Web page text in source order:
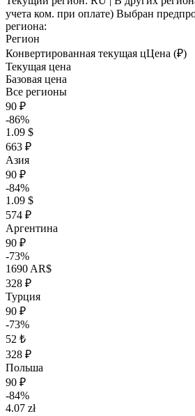
учета ком. при оплате) Выбран
региона:
Регион
Конвертированная текущая цЦена (₽)
Текущая цена
Базовая цена
Все регионы
90 ₽
-86%
1.09 $
663 ₽
Азия
90 ₽
-84%
1.09 $
574 ₽
Аргентина
90 ₽
-73%
1690 AR$
328 ₽
Турция
90 ₽
-73%
52 ₺
328 ₽
Польша
90 ₽
-84%
4.07 zł